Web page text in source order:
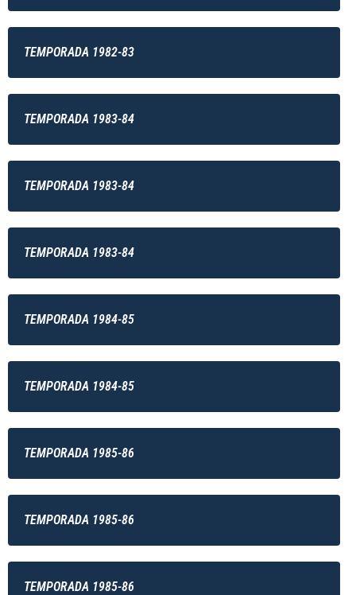
TEMPORADA 1982-83
TEMPORADA 1983-84
TEMPORADA 1983-84
TEMPORADA 1983-84
TEMPORADA 1984-85
TEMPORADA 1984-85
TEMPORADA 1985-86
TEMPORADA 1985-86
TEMPORADA 1985-86